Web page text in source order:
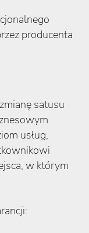
producenta
satusu
usług,
w którym